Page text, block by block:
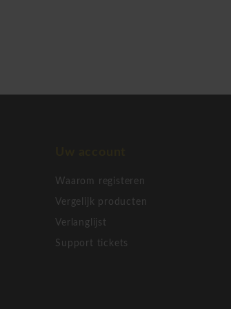
Waarom registeren
Vergelijk producten
Verlanglijst
Support tickets